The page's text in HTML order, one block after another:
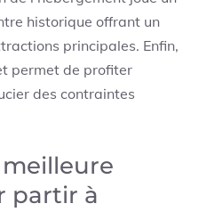
historique offrant un
principales. Enfin,
permet de profiter
des contraintes
partir à